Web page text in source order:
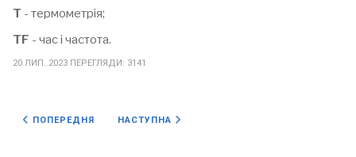
T - термометрія;
TF - час і частота.
20.ЛИП..2023 ПЕРЕГЛЯДИ: 3141
ПОПЕРЕДНЯ СТАТТЯ: ACCREDITATION
ПОПЕРЕДНЯ НАСТУПНА СТАТТЯ: SE
НАСТУПНА